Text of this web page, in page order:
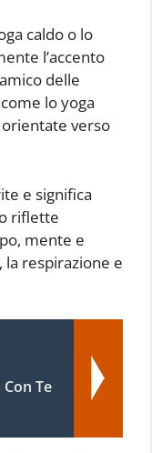
caldo o lo
l’accento
delle
lo yoga
verso
e significa
riflette
mente e
respirazione e
Con Te